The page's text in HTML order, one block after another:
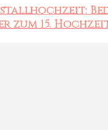
zum 15.